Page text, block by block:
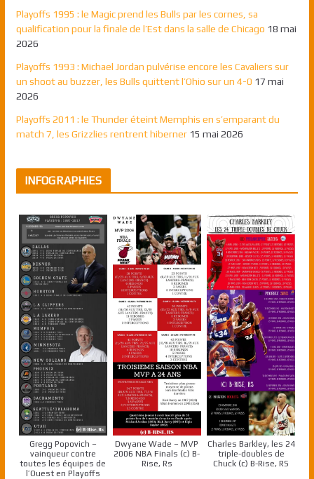
Playoffs 1995 : le Magic prend les Bulls par les cornes, sa
qualification pour la finale de l’Est dans la salle de Chicago 18 mai
2026
Playoffs 1993 : Michael Jordan pulvérise encore les Cavaliers sur
un shoot au buzzer, les Bulls quittent l’Ohio sur un 4-0 17 mai
2026
Playoffs 2011 : le Thunder éteint Memphis en s’emparant du
match 7, les Grizzlies rentrent hiberner 15 mai 2026
INFOGRAPHIES
Gregg Popovich –
vainqueur contre
toutes les équipes de
l’Ouest en Playoffs
Dwyane Wade – MVP
2006 NBA Finals (c) B-
Rise, Rs
Charles Barkley, les 24
triple-doubles de
Chuck (c) B-Rise, RS